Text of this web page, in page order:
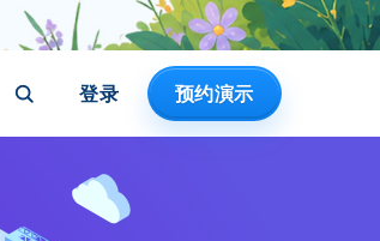
登录 预约演示